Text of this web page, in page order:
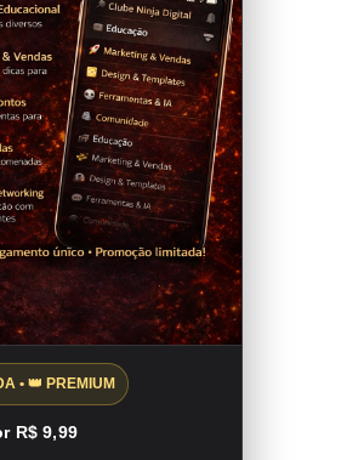
• 👑 PREMIUM
R$ 9,99